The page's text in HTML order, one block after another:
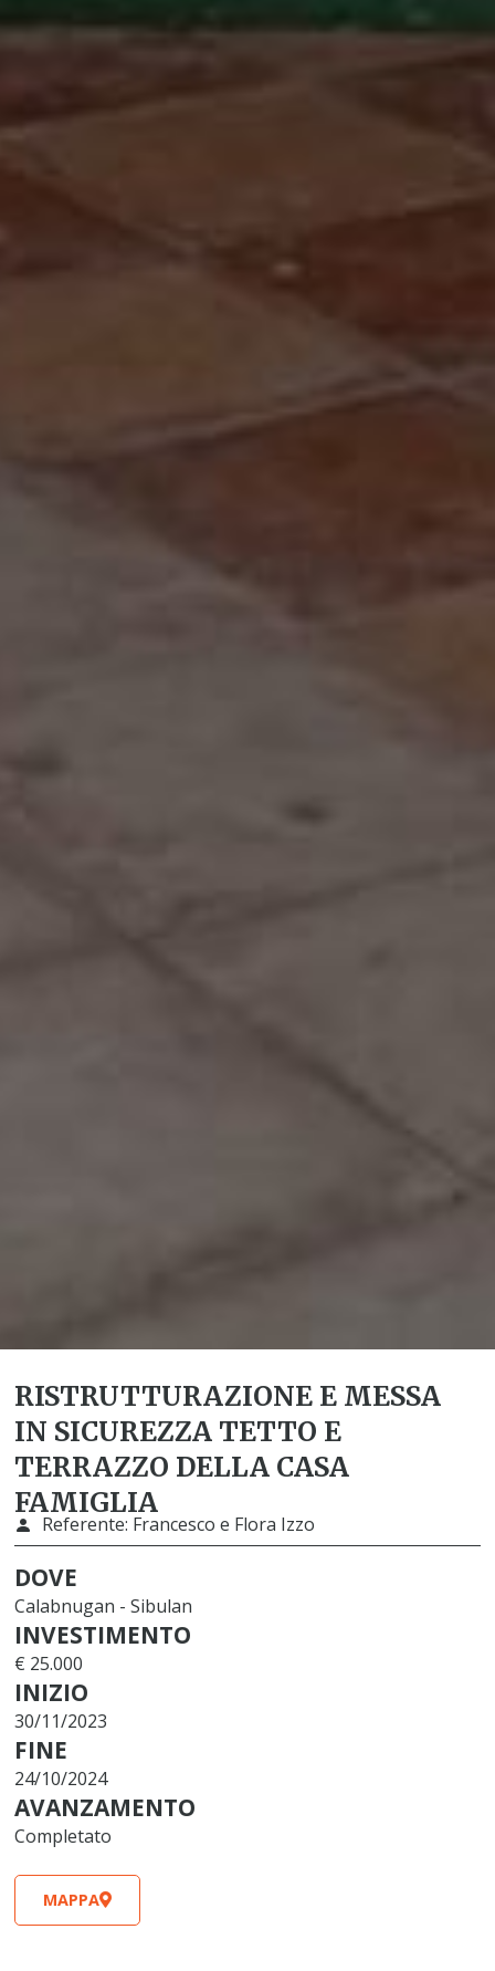
RISTRUTTURAZIONE E MESSA
IN SICUREZZA TETTO E
TERRAZZO DELLA CASA
FAMIGLIA
Referente: Francesco e Flora Izzo
DOVE
Calabnugan - Sibulan
INVESTIMENTO
€ 25.000
INIZIO
30/11/2023
FINE
24/10/2024
AVANZAMENTO
Completato
MAPPA